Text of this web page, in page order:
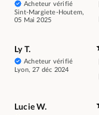
Acheteur vérifié
Sint-Margiete-Houtem,
05 Mai 2025
Ly T.
Acheteur vérifié
Lyon, 27 déc 2024
Lucie W.